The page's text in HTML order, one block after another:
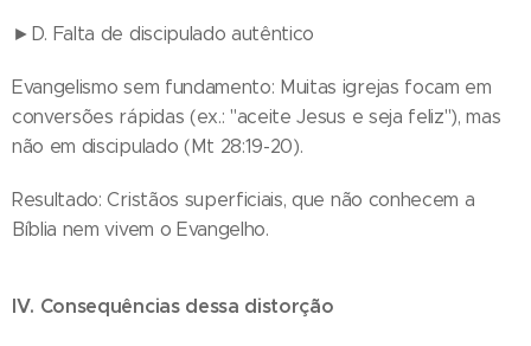
►D. Falta de discipulado autêntico
Evangelismo sem fundamento: Muitas igrejas focam em
conversões rápidas (ex.: "aceite Jesus e seja feliz"), mas
não em discipulado (Mt 28:19-20).
Resultado: Cristãos superficiais, que não conhecem a
Bíblia nem vivem o Evangelho.
IV. Consequências dessa distorção